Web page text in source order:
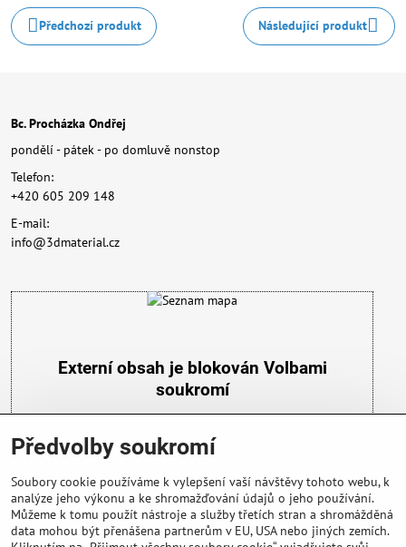
Předchozí produkt Následující produkt
Bc. Procházka Ondřej
pondělí - pátek - po domluvě nonstop
Telefon:
+420 605 209 148
E-mail:
info@3dmaterial.cz
Externí obsah je blokován Volbami
soukromí
Přejete si načíst externí obsah?
Povolit a zapamatovat - souhlas s druhem cookie:
Funkční
Předvolby soukromí
Soubory cookie používáme k vylepšení vaší návštěvy tohoto webu, k
analýze jeho výkonu a ke shromažďování údajů o jeho používání.
Můžeme k tomu použít nástroje a služby třetích stran a shromážděná
data mohou být přenášena partnerům v EU, USA nebo jiných zemích.